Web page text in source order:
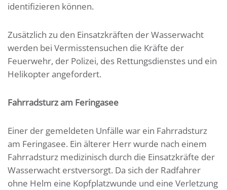
identifizieren können.
Zusätzlich zu den Einsatzkräften der Wasserwacht
werden bei Vermisstensuchen die Kräfte der
Feuerwehr, der Polizei, des Rettungsdienstes und ein
Helikopter angefordert.
Fahrradsturz am Feringasee
Einer der gemeldeten Unfälle war ein Fahrradsturz
am Feringasee. Ein älterer Herr wurde nach einem
Fahrradsturz medizinisch durch die Einsatzkräfte der
Wasserwacht erstversorgt. Da sich der Radfahrer
ohne Helm eine Kopfplatzwunde und eine Verletzung